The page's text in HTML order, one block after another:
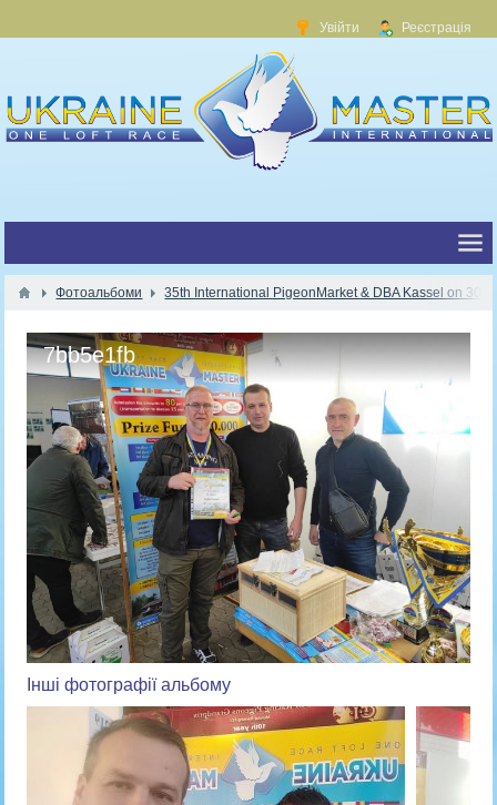
Увійти Реєстрація
Фотоальбоми 35th International PigeonMarket & DBA Kassel on
7bb5e1fb
Інші фотографії альбому